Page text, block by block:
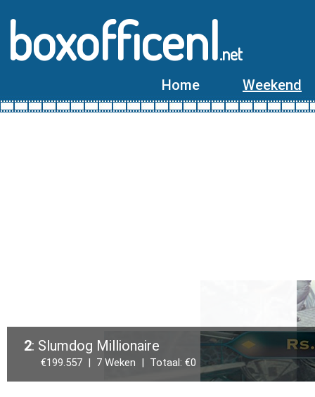
boxofficenl.net
Home Weekend
2: Slumdog Millionaire
€199.557 | 7 Weken | Totaal: €0